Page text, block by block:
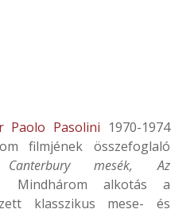
Paolo Pasolini 1970-1974
filmjének összefoglaló
Canterbury mesék,Az
Mindhárom alkotás a
klasszikus mese- és